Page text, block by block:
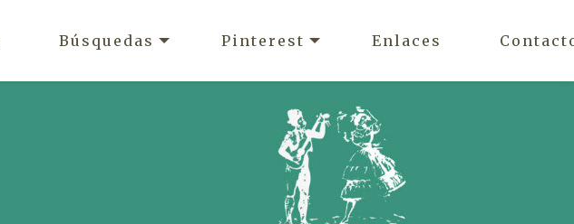
Búsquedas Pinterest Enlaces